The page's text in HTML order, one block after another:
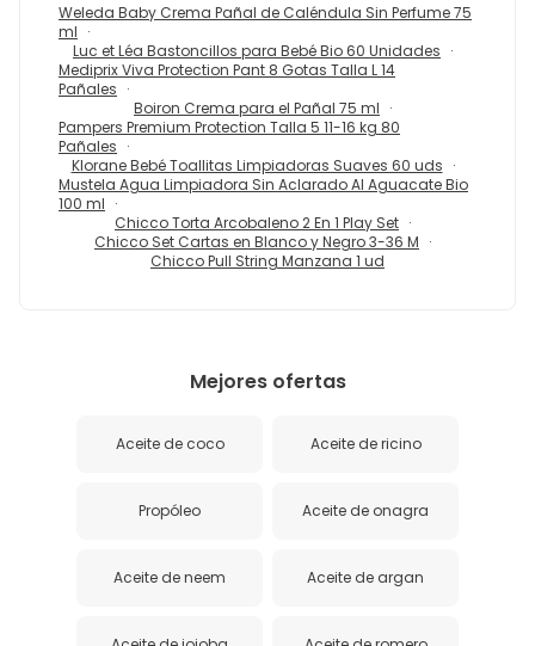
Weleda Baby Crema Pañal de Caléndula Sin Perfume 75
ml
Luc et Léa Bastoncillos para Bebé Bio 60 Unidades
Mediprix Viva Protection Pant 8 Gotas Talla L 14
Pañales
Boiron Crema para el Pañal 75 ml
Pampers Premium Protection Talla 5 11-16 kg 80
Pañales
Klorane Bebé Toallitas Limpiadoras Suaves 60 uds
Mustela Agua Limpiadora Sin Aclarado Al Aguacate Bio
100 ml
Chicco Torta Arcobaleno 2 En 1 Play Set
Chicco Set Cartas en Blanco y Negro 3-36 M
Chicco Pull String Manzana 1 ud
Mejores ofertas
Aceite de coco Aceite de ricino
Propóleo Aceite de onagra
Aceite de neem Aceite de argan